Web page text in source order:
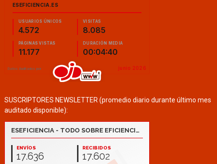
SUSCRIPTORES NEWSLETTER (promedio diario durante último mes
auditado disponible):